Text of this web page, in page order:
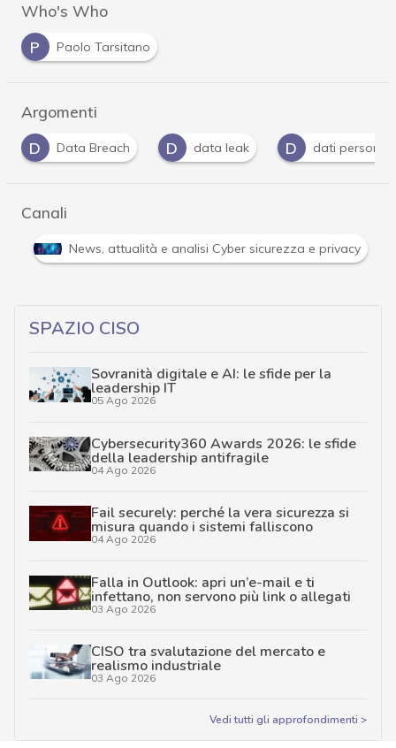
Who's Who
P
Paolo Tarsitano
Argomenti
D
data leak D dati personali F facebook
Canali
Attacchi hacker e Malware: le ultime news in tempo
SPAZIO CISO
Sovranità digitale e AI: le sfide per la
leadership IT
05 Ago 2026
Cybersecurity360 Awards 2026: le sfide
della leadership antifragile
04 Ago 2026
Fail securely: perché la vera sicurezza si
misura quando i sistemi falliscono
04 Ago 2026
Falla in Outlook: apri un’e-mail e ti
infettano, non servono più link o allegati
03 Ago 2026
CISO tra svalutazione del mercato e
realismo industriale
03 Ago 2026
Vedi tutti gli approfondimenti >